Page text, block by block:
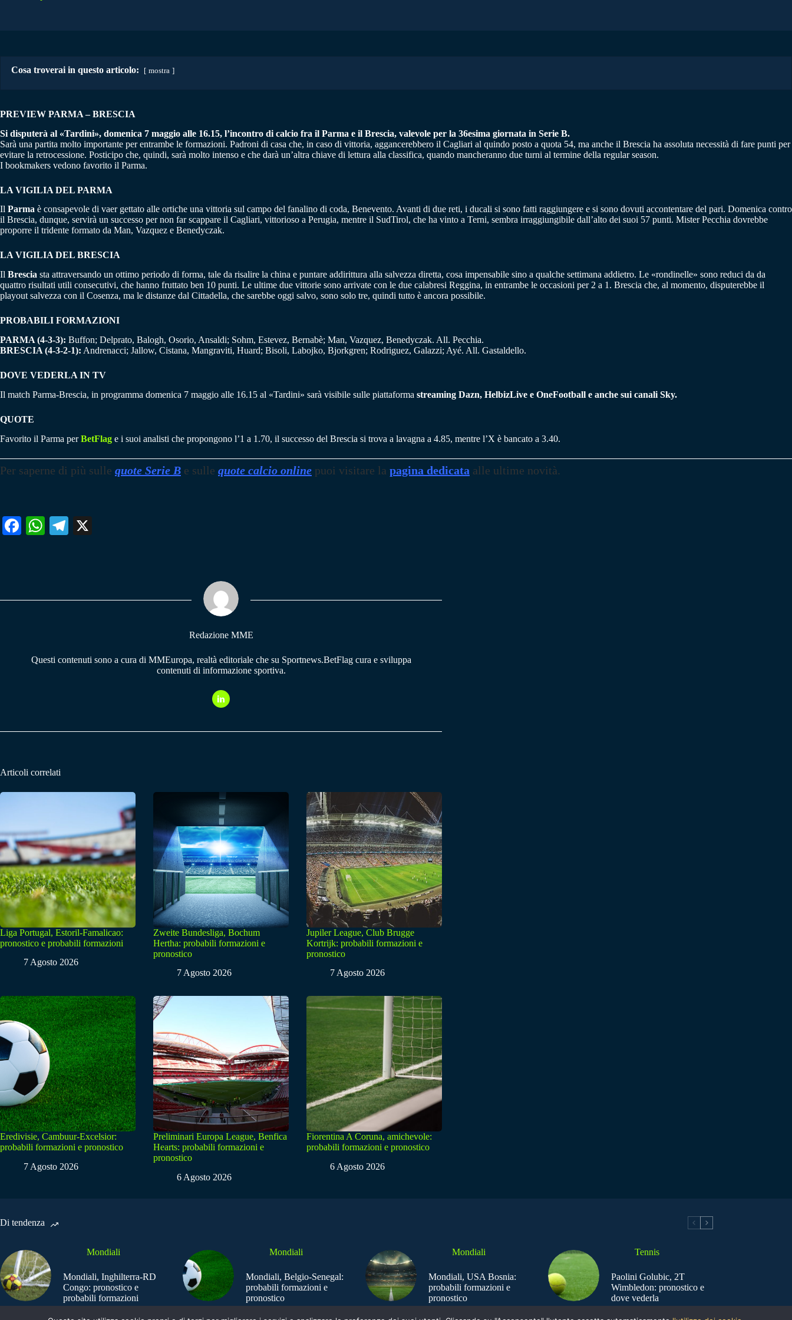
Cosa troverai in questo articolo: mostra
PREVIEW PARMA – BRESCIA
Si disputerà al «Tardini», domenica 7 maggio alle 16.15, l’incontro di calcio fra il Parma e il Brescia, valevole per la 36esima giornata in Serie B.
Sarà una partita molto importante per entrambe le formazioni. Padroni di casa che, in caso di vittoria, aggancerebbero il Cagliari al quindo posto a quota 54, ma anche il Brescia ha assoluta necessità di fare punti per
evitare la retrocessione. Posticipo che, quindi, sarà molto intenso e che darà un’altra chiave di lettura alla classifica, quando mancheranno due turni al termine della regular season.
I bookmakers vedono favorito il Parma.
LA VIGILIA DEL PARMA
Il Parma è consapevole di vaer gettato alle ortiche una vittoria sul campo del fanalino di coda, Benevento. Avanti di due reti, i ducali si sono fatti raggiungere e si sono dovuti accontentare del pari. Domenica contro
il Brescia, dunque, servirà un successo per non far scappare il Cagliari, vittorioso a Perugia, mentre il SudTirol, che ha vinto a Terni, sembra irraggiungibile dall’alto dei suoi 57 punti. Mister Pecchia dovrebbe
proporre il tridente formato da Man, Vazquez e Benedyczak.
LA VIGILIA DEL BRESCIA
Il Brescia sta attraversando un ottimo periodo di forma, tale da risalire la china e puntare addirittura alla salvezza diretta, cosa impensabile sino a qualche settimana addietro. Le «rondinelle» sono reduci da da
quattro risultati utili consecutivi, che hanno fruttato ben 10 punti. Le ultime due vittorie sono arrivate con le due calabresi Reggina, in entrambe le occasioni per 2 a 1. Brescia che, al momento, disputerebbe il
playout salvezza con il Cosenza, ma le distanze dal Cittadella, che sarebbe oggi salvo, sono solo tre, quindi tutto è ancora possibile.
PROBABILI FORMAZIONI
PARMA (4-3-3): Buffon; Delprato, Balogh, Osorio, Ansaldi; Sohm, Estevez, Bernabè; Man, Vazquez, Benedyczak. All. Pecchia.
BRESCIA (4-3-2-1): Andrenacci; Jallow, Cistana, Mangraviti, Huard; Bisoli, Labojko, Bjorkgren; Rodriguez, Galazzi; Ayé. All. Gastaldello.
DOVE VEDERLA IN TV
Il match Parma-Brescia, in programma domenica 7 maggio alle 16.15 al «Tardini» sarà visibile sulle piattaforma streaming Dazn, HelbizLive e OneFootball e anche sui canali Sky.
QUOTE
Favorito il Parma perBetFlag e i suoi analisti che propongono l’1 a 1.70, il successo del Brescia si trova a lavagna a 4.85, mentre l’X è bancato a 3.40.
Per saperne di più sulle quote Serie B e sulle quote calcio online puoi visitare la pagina dedicata alle ultime novità.
Fa W
pp
Te
m
Redazione MME
Questi contenuti sono a cura di MMEuropa, realtà editoriale che su Sportnews.BetFlag cura e sviluppa
contenuti di informazione sportiva.
Articoli correlati
Liga Portugal, Estoril-Famalicao:
pronostico e probabili formazioni
7 Agosto 2026
Zweite Bundesliga, Bochum
Hertha: probabili formazioni e
pronostico
7 Agosto 2026
Jupiler League, Club Brugge
Kortrijk: probabili formazioni e
pronostico
7 Agosto 2026
Eredivisie, Cambuur-Excelsior:
probabili formazioni e pronostico
7 Agosto 2026
Preliminari Europa League, Benfica
Hearts: probabili formazioni e
pronostico
6 Agosto 2026
Fiorentina A Coruna, amichevole:
probabili formazioni e pronostico
6 Agosto 2026
Di tendenza
Mondiali
Mondiali, Inghilterra-RD
Congo: pronostico e
probabili formazioni
Mondiali
Mondiali, Belgio-Senegal:
probabili formazioni e
pronostico
Mondiali
Mondiali, USA Bosnia:
probabili formazioni e
pronostico
Tennis
Paolini Golubic, 2T
Wimbledon: pronostico e
dove vederla